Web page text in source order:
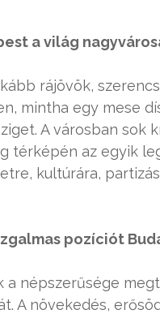
a világ
rájövök,
mintha egy mese
A városban sok
térképén az egyik
kultúrára,
pozíciót
a népszerűsége
A növekedés,